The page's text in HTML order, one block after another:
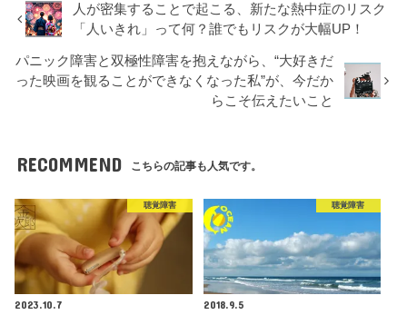
人が密集することで起こる、新たな熱中症のリスク
「人いきれ」って何？誰でもリスクが大幅UP！
パニック障害と双極性障害を抱えながら、“大好きだ
った映画を観ることができなくなった私”が、今だか
らこそ伝えたいこと
RECOMMEND こちらの記事も人気です。
聴覚障害
2023.10.7
聴覚障害
2018.9.5